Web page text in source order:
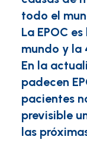
todo el
La EPOC es
mundo y la
En la
padecen
pacientes
previsible
las